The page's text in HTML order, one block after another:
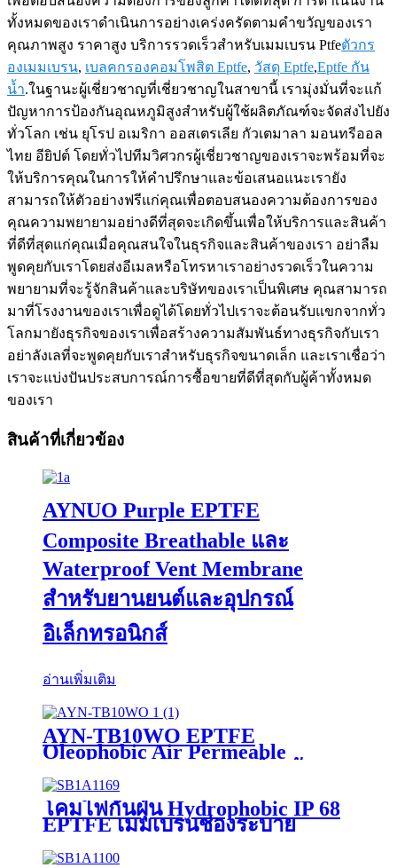
ทั้งหมดของเราดำเนินการอย่างเคร่งครัดตามคำขวัญของเรา
คุณภาพสูง ราคาสูง บริการรวดเร็วสำหรับเมมเบรน Ptfeตัวกร
องเมมเบรน, เบลคกรองคอมโพสิต Eptfe, วัสดุ Eptfe,Eptfe กัน
น้ำ.ในฐานะผู้เชี่ยวชาญที่เชี่ยวชาญในสาขานี้ เรามุ่งมั่นที่จะแก้
ปัญหาการป้องกันอุณหภูมิสูงสำหรับผู้ใช้ผลิตภัณฑ์จะจัดส่งไปยัง
ทั่วโลก เช่น ยุโรป อเมริกา ออสเตรเลีย กัวเตมาลา มอนทรีออล
ไทย อียิปต์ โดยทั่วไปทีมวิศวกรผู้เชี่ยวชาญของเราจะพร้อมที่จะ
ให้บริการคุณในการให้คำปรึกษาและข้อเสนอแนะเรายัง
สามารถให้ตัวอย่างฟรีแก่คุณเพื่อตอบสนองความต้องการของ
คุณความพยายามอย่างดีที่สุดจะเกิดขึ้นเพื่อให้บริการและสินค้า
ที่ดีที่สุดแก่คุณเมื่อคุณสนใจในธุรกิจและสินค้าของเรา อย่าลืม
พูดคุยกับเราโดยส่งอีเมลหรือโทรหาเราอย่างรวดเร็วในความ
พยายามที่จะรู้จักสินค้าและบริษัทของเราเป็นพิเศษ คุณสามารถ
มาที่โรงงานของเราเพื่อดูได้โดยทั่วไปเราจะต้อนรับแขกจากทั่ว
โลกมายังธุรกิจของเราเพื่อสร้างความสัมพันธ์ทางธุรกิจกับเรา
อย่าลังเลที่จะพูดคุยกับเราสำหรับธุรกิจขนาดเล็ก และเราเชื่อว่า
เราจะแบ่งปันประสบการณ์การซื้อขายที่ดีที่สุดกับผู้ค้าทั้งหมด
ของเรา
สินค้าที่เกี่ยวข้อง
AYNUO Purple EPTFE
Composite Breathable และ
Waterproof Vent Membrane
สำหรับยานยนต์และอุปกรณ์
อิเล็กทรอนิกส์
อ่านเพิ่มเติม
AYN-TB10WO EPTFE
Oleophobic Air Permeable
Membrane IP68 Vents สำหรับ
อุปกรณ์อิเล็กทรอนิกส์ยานยนต์
โคมไฟกันฝุ่น Hydrophobic IP 68
EPTFE เมมเบรนช่องระบาย